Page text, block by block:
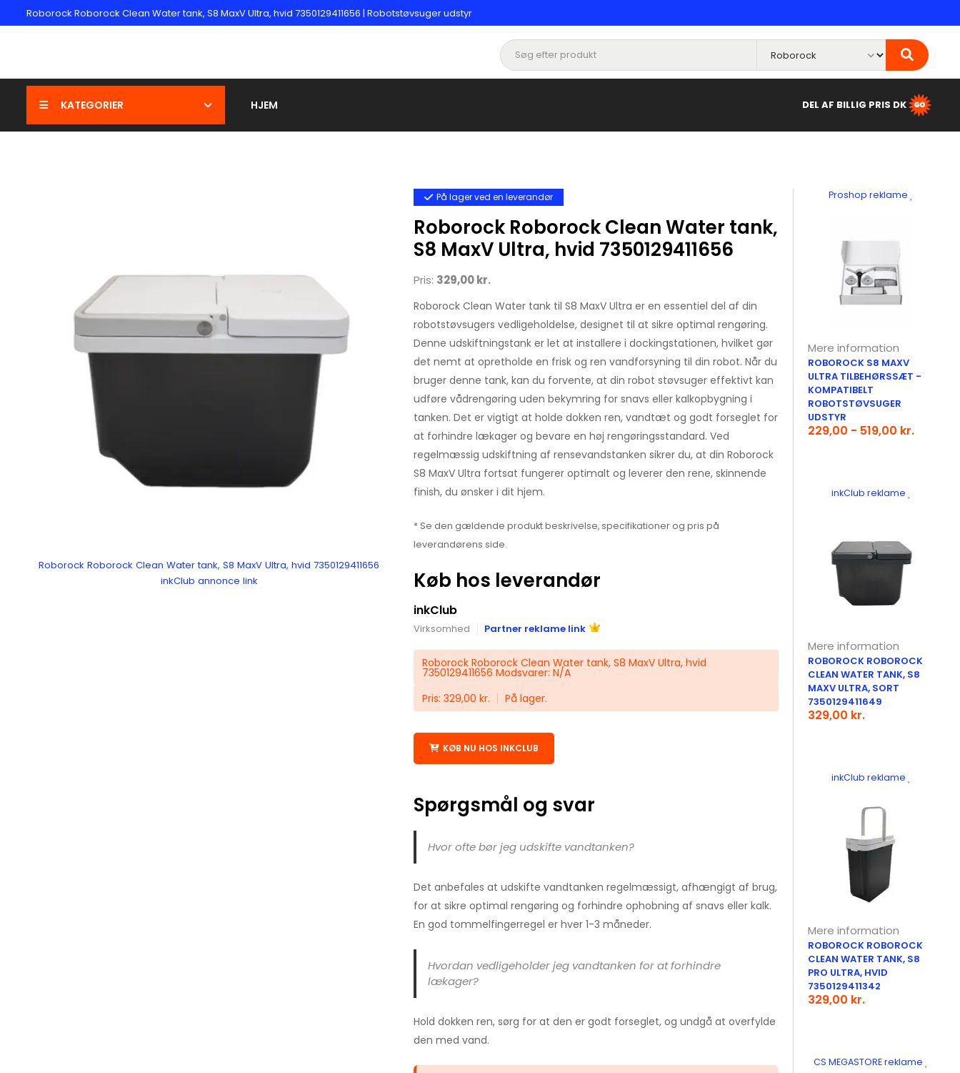
Roborock Roborock Clean Water tank, S8 MaxV Ultra, hvid 7350129411656 | Robotstøvsuger udstyr
KATEGORIER HJEM DEL AF BILLIG PRIS DK
Roborock Roborock Clean Water tank, S8 MaxV Ultra, hvid 7350129411656
inkClub annonce link
På lager ved en leverandør
Roborock Roborock Clean Water tank,
S8 MaxV Ultra, hvid 7350129411656
Pris: 329,00 kr.
Roborock Clean Water tank til S8 MaxV Ultra er en essentiel del af din
robotstøvsugers vedligeholdelse, designet til at sikre optimal rengøring.
Denne udskiftningstank er let at installere i dockingstationen, hvilket gør
det nemt at opretholde en frisk og ren vandforsyning til din robot. Når du
bruger denne tank, kan du forvente, at din robot støvsuger effektivt kan
udføre vådrengøring uden bekymring for snavs eller kalkopbygning i
tanken. Det er vigtigt at holde dokken ren, vandtæt og godt forseglet for
at forhindre lækager og bevare en høj rengøringsstandard. Ved
regelmæssig udskiftning af rensevandstanken sikrer du, at din Roborock
S8 MaxV Ultra fortsat fungerer optimalt og leverer den rene, skinnende
finish, du ønsker i dit hjem.
* Se den gældende produkt beskrivelse, specifikationer og pris på
leverandørens side.
Køb hos leverandør
inkClub
Virksomhed Partner reklame link
Roborock Roborock Clean Water tank, S8 MaxV Ultra, hvid
7350129411656 Modsvarer: N/A
Pris: 329,00 kr.
På lager.
KØB NU HOS INKCLUB
Spørgsmål og svar
Hvor ofte bør jeg udskifte vandtanken?
Det anbefales at udskifte vandtanken regelmæssigt, afhængigt af brug,
for at sikre optimal rengøring og forhindre ophobning af snavs eller kalk.
En god tommelfingerregel er hver 1-3 måneder.
Hvordan vedligeholder jeg vandtanken for at forhindre
lækager?
Hold dokken ren, sørg for at den er godt forseglet, og undgå at overfylde
den med vand.
Proshop reklame
Mere information
ROBOROCK S8 MAXV
ULTRA TILBEHØRSSÆT -
KOMPATIBELT
ROBOTSTØVSUGER
UDSTYR
229,00 - 519,00 kr.
inkClub reklame
Mere information
ROBOROCK ROBOROCK
CLEAN WATER TANK, S8
MAXV ULTRA, SORT
7350129411649
329,00 kr.
inkClub reklame
Mere information
ROBOROCK ROBOROCK
CLEAN WATER TANK, S8
PRO ULTRA, HVID
7350129411342
329,00 kr.
CS MEGASTORE reklame